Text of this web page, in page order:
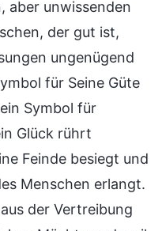
aber unwissenden
der gut ist,
ungenügend
für Seine Güte
Symbol für
Glück rührt
Feinde besiegt und
Menschen erlangt.
der Vertreibung